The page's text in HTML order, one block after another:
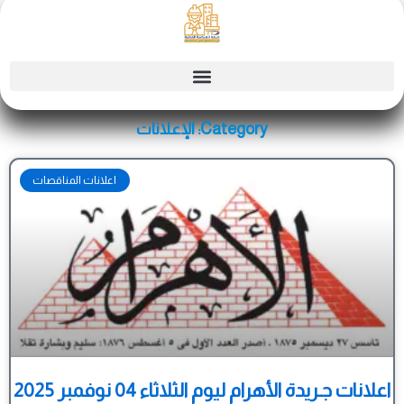
Skip
Category: الإعلانات
اعلانات المناقصات
اعلانات جـريدة الأهرام ليوم الثلاثاء 04 نوفمبر 2025